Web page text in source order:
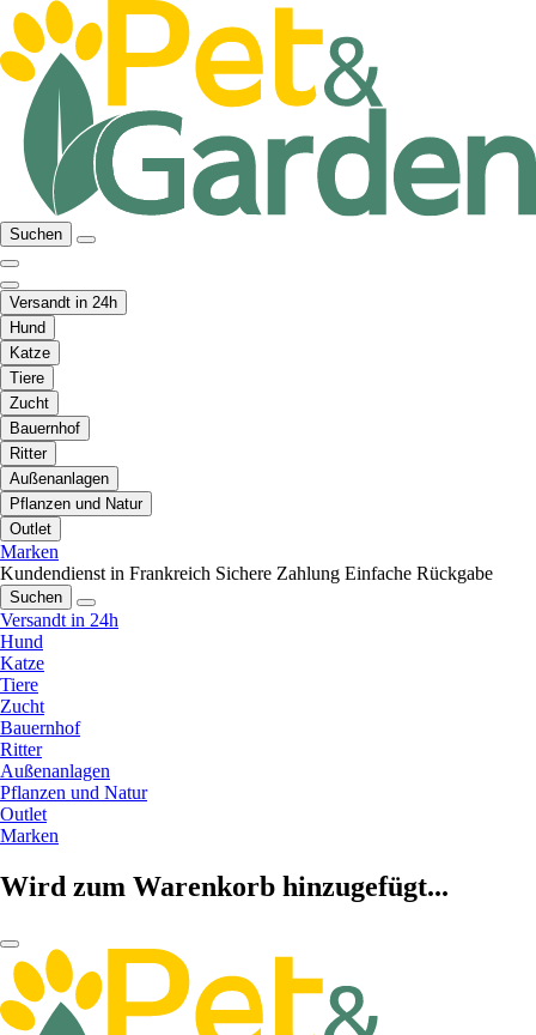
Suchen
Versandt in 24h
Hund
Katze
Tiere
Zucht
Bauernhof
Ritter
Außenanlagen
Pflanzen und Natur
Outlet
Marken
Kundendienst in Frankreich Sichere Zahlung Einfache Rückgabe
Suchen
Versandt in 24h
Hund
Katze
Tiere
Zucht
Bauernhof
Ritter
Außenanlagen
Pflanzen und Natur
Outlet
Marken
Wird zum Warenkorb hinzugefügt...